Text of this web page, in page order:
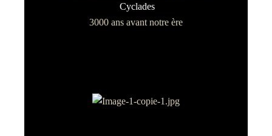
Cyclades
3000 ans avant notre ère